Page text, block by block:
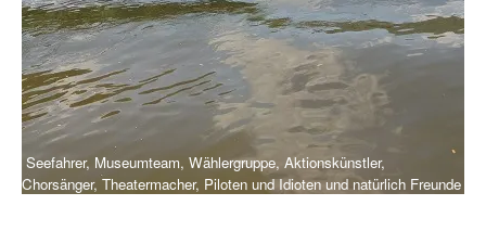
Seefahrer, Museumteam, Wählergruppe, Aktionskünstler,
Chorsänger, Theatermacher, Piloten und Idioten und natürlich Freunde